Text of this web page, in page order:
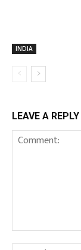
INDIA
LEAVE A REPLY
Comment: